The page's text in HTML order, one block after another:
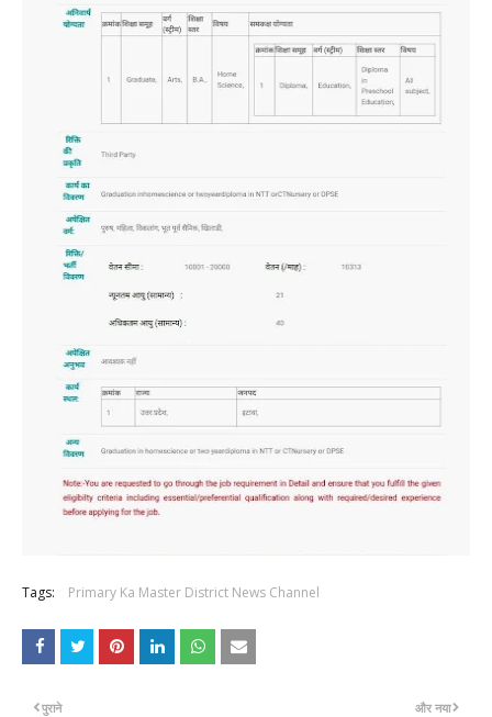
Tags: Primary Ka Master District News Channel
और नया
पुराने